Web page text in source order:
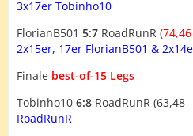
3x17er Tobinho10
FlorianB501 5:7 RoadRunR (74,46
2x15er, 17er FlorianB501 &
Finale best-of-15 Legs
Tobinho10 6:8 RoadRunR (63,48
RoadRunR